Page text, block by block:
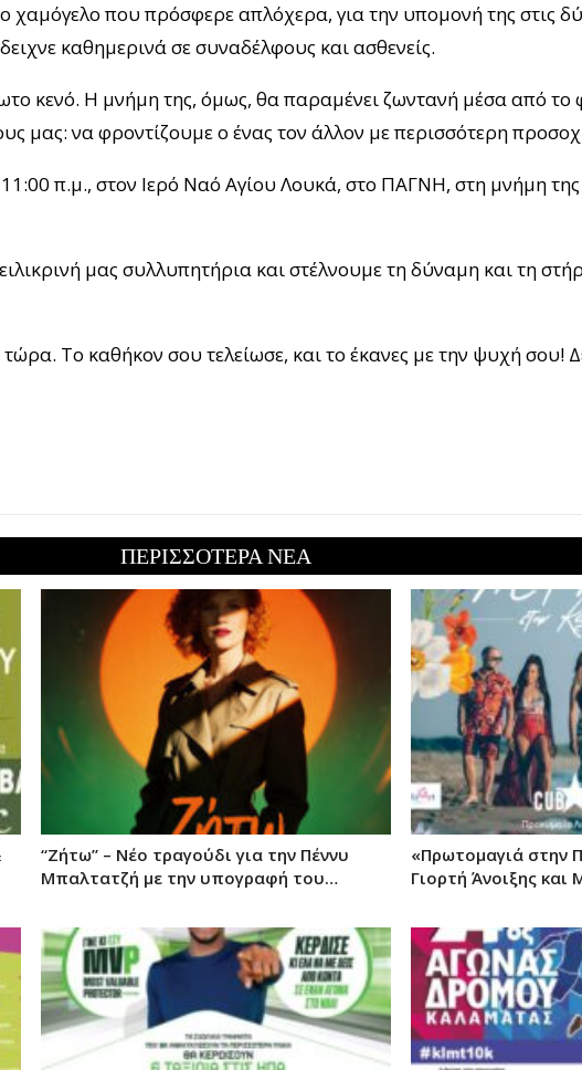
χαμόγελο που πρόσφερε απλόχερα, για την υπομονή της στις
καθημερινά σε συναδέλφους και ασθενείς.
κενό. Η μνήμη της, όμως, θα παραμένει ζωντανή μέσα από
μας: να φροντίζουμε ο ένας τον άλλον με περισσότερη
11:00 π.μ., στον Ιερό Ναό Αγίου Λουκά, στο ΠΑΓΝΗ, στη μνήμη
μας συλλυπητήρια και στέλνουμε τη δύναμη και τη
Το καθήκον σου τελείωσε, και το έκανες με την ψυχή σου!
ΠΕΡΙΣΣΟΤΕΡΑ ΝΕΑ
“Ζήτω” – Νέο τραγούδι για την Πέννυ
Μπαλτατζή με την υπογραφή του…
«Πρωτομαγιά στην
Γιορτή Άνοιξης και